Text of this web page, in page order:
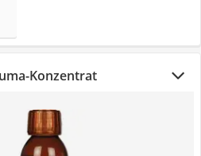
Konzentrat